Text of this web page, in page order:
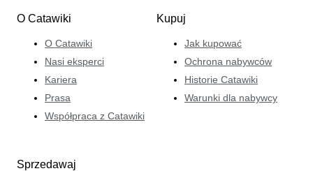
O Catawiki
O Catawiki
Nasi eksperci
Kariera
Prasa
Współpraca z Catawiki
Kupuj
Jak kupować
Ochrona nabywców
Historie Catawiki
Warunki dla nabywcy
Sprzedawaj